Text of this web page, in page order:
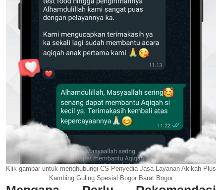
Klik gambar untuk menghubungi CS Penyedia Jasa Layanan Akikah Plus
Kambing Guling Spesial Bogor Barat Bogor